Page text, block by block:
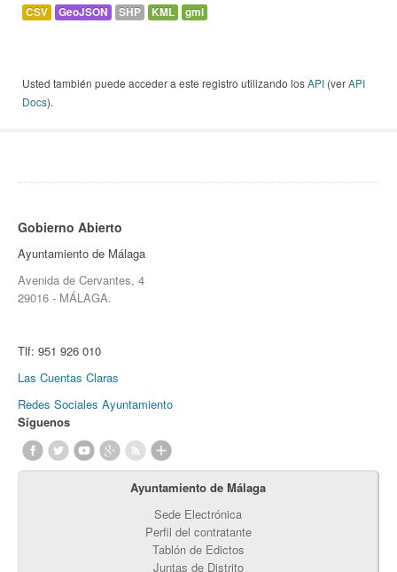
CSV GeoJSON SHP KML gml
Usted también puede acceder a este registro utilizando losAPI (verAPI
Docs).
Gobierno Abierto
Ayuntamiento de Málaga
Avenida de Cervantes, 4
29016 - MÁLAGA.
Tlf: 951 926 010
Las Cuentas Claras
Redes Sociales Ayuntamiento
Síguenos
Ayuntamiento de Málaga
Sede Electrónica
Perfil del contratante
Tablón de Edictos
Juntas de Distrito